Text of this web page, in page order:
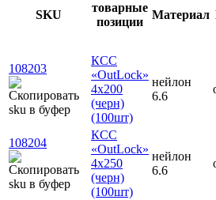
SKU
товарные
позиции
Материал
108203
КСС
«OutLock»
4x200
(черн)
(100шт)
нейлон
6.6
108204
КСС
«OutLock»
4x250
(черн)
(100шт)
нейлон
6.6